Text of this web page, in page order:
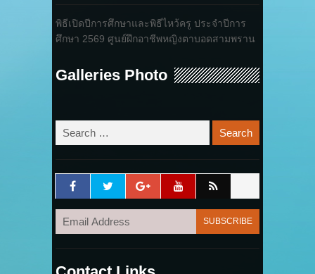
พิธีเปิดปีการศึกษาและพิธีไหว้ครู ประจำปีการ
ศึกษา 2569 ศูนย์ฝึกอาชีพหญิงตาบอดสามพราน
Galleries Photo